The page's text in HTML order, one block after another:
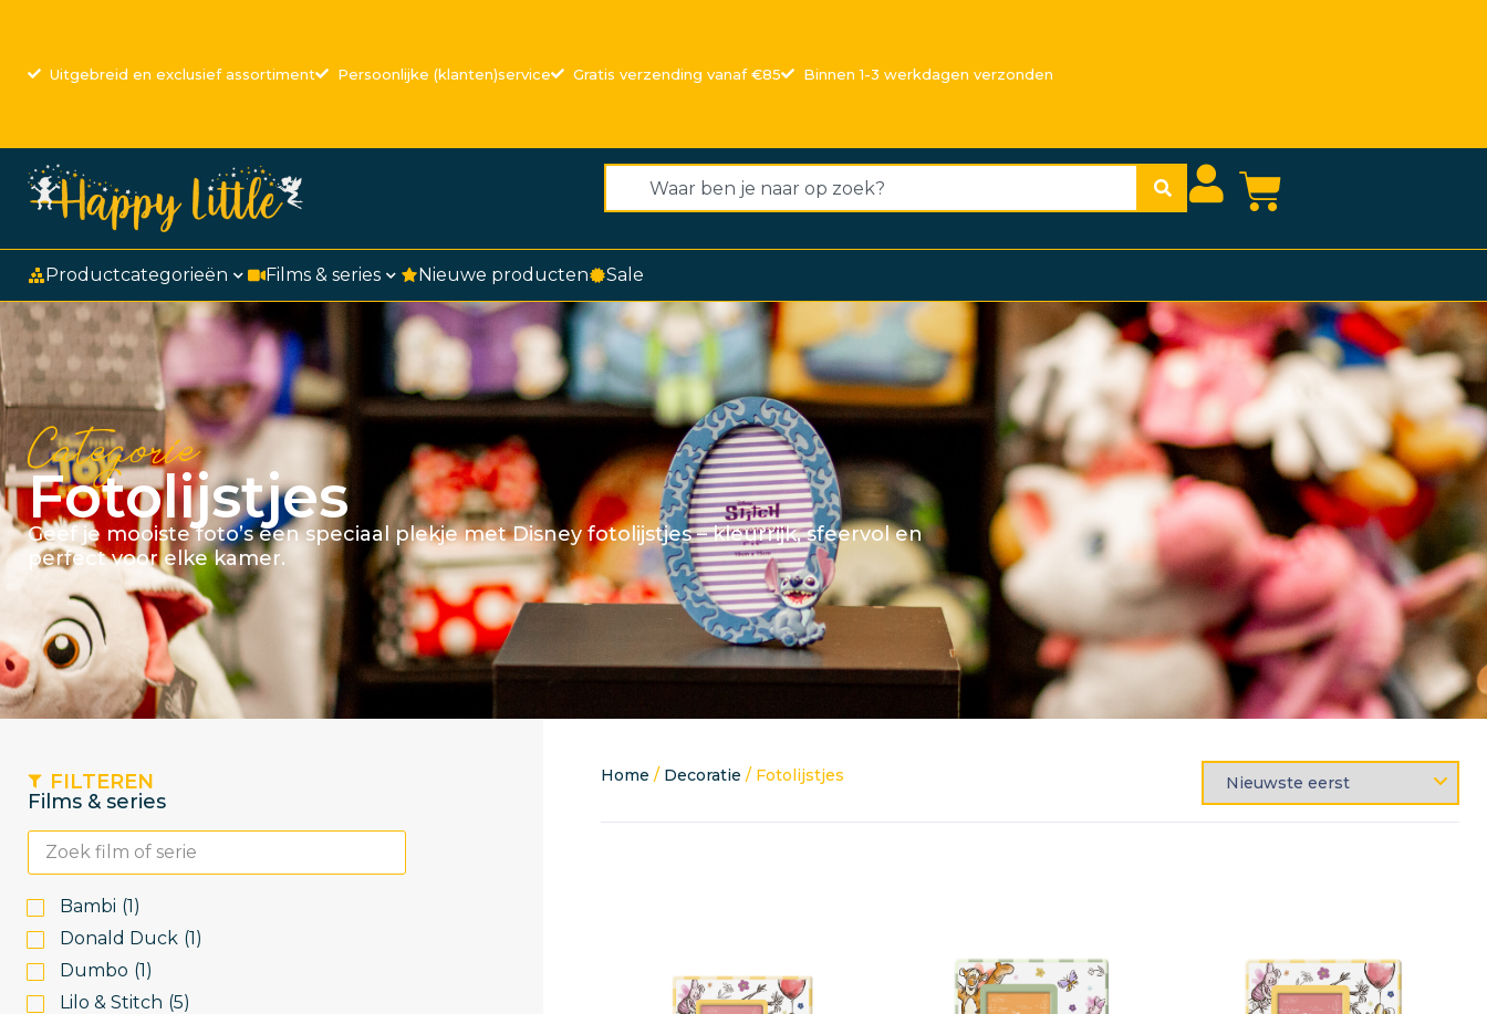
Uitgebreid en exclusief assortiment Persoonlijke (klanten)service Gratis verzending vanaf €85 Binnen 1-3 werkdagen verzonden
Productcategorieën Films & series Nieuwe producten Sale
Categorie
Fotolijstjes
Geef je mooiste foto’s een speciaal plekje met Disney fotolijstjes – kleurrijk, sfeervol en
perfect voor elke kamer.
FILTEREN
Films & series
Bambi (1)
Donald Duck (1)
Dumbo (1)
Lilo & Stitch (5)
Home / Decoratie / Fotolijstjes